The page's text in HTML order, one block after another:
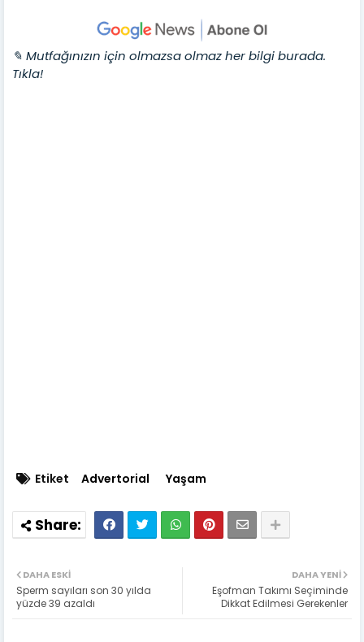
✎ Mutfağınızın için olmazsa olmaz her bilgi burada.
Tıkla!
Etiket Advertorial Yaşam
DAHA YENI
Eşofman Takımı Seçiminde
Dikkat Edilmesi Gerekenler
DAHA ESKI
Sperm sayıları son 30 yılda
yüzde 39 azaldı